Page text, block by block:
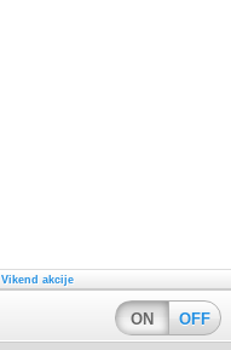
Vikend akcije
ON OFF